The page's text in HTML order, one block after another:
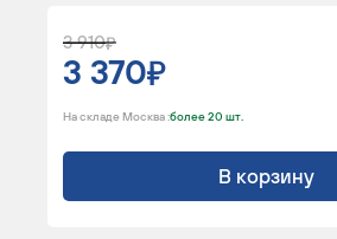
3 910
3 370
На складе Москва :более 20 шт.
В корзину